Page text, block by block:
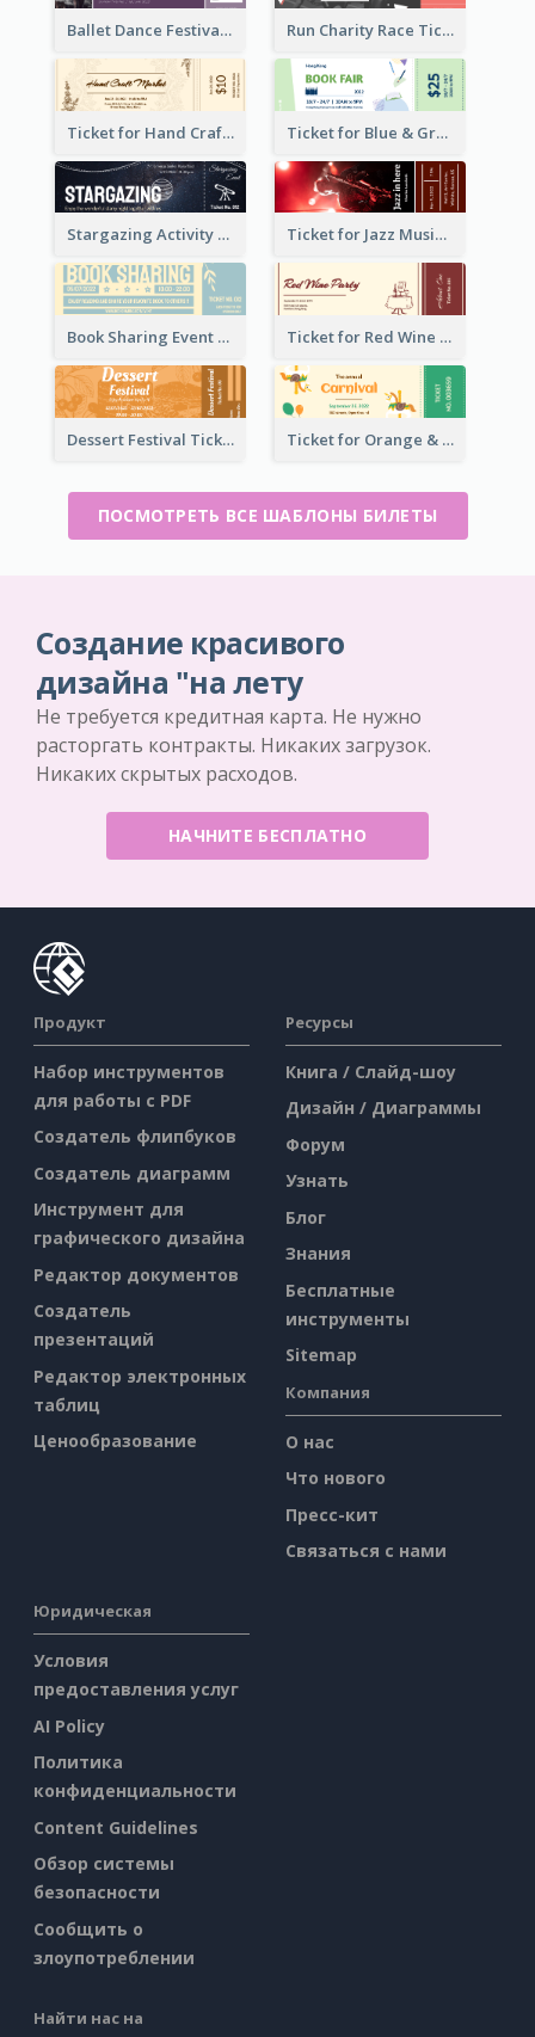
Ballet Dance Festival Ticket Run Charity Race Ticket
Ticket for Hand Craft Market Ticket for Blue & Green Book Fair
Stargazing Activity Ticket Ticket for Jazz Music Festival
Book Sharing Event Ticket Ticket for Red Wine Party
Dessert Festival Ticket With Details Ticket for Orange & Green Carnival
ПОСМОТРЕТЬ ВСЕ ШАБЛОНЫ БИЛЕТЫ
Создание красивого
дизайна "на лету
Не требуется кредитная карта. Не нужно
расторгать контракты. Никаких загрузок.
Никаких скрытых расходов.
НАЧНИТЕ БЕСПЛАТНО
Продукт
Набор инструментов
для работы с PDF
Создатель флипбуков
Создатель диаграмм
Инструмент для
графического дизайна
Редактор документов
Создатель
презентаций
Редактор электронных
таблиц
Ценообразование
Ресурсы
Книга / Слайд-шоу
Дизайн / Диаграммы
Форум
Узнать
Блог
Знания
Бесплатные
инструменты
Sitemap
Компания
О нас
Что нового
Пресс-кит
Связаться с нами
Юридическая
Условия
предоставления услуг
AI Policy
Политика
конфиденциальности
Content Guidelines
Обзор системы
безопасности
Сообщить о
злоупотреблении
Найти нас на